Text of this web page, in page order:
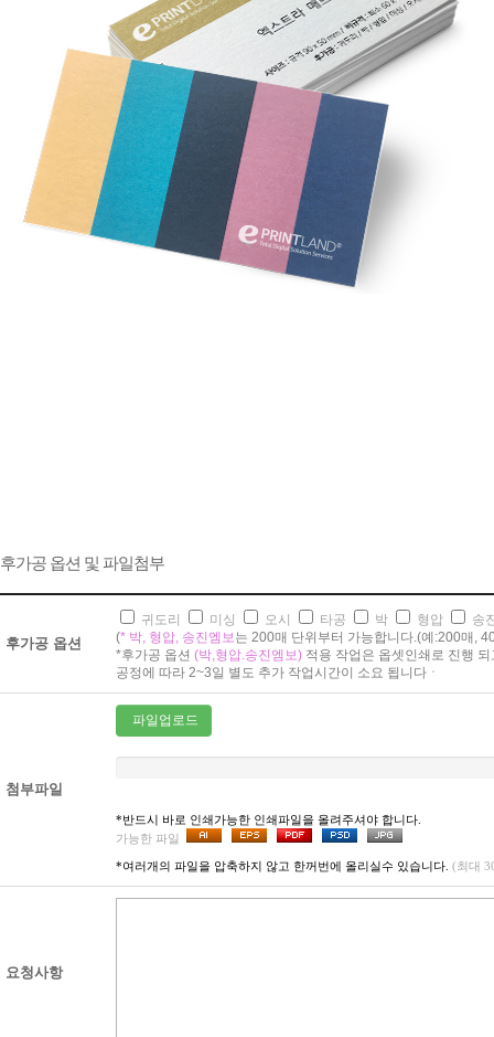
후가공 옵션 및 파일첨부
후가공 옵션
귀도리 미싱 오시 타공 박 형압
송
(* 박, 형압, 송진엠보는 200매 단위부터 가능합니다.(예:200매,
*후가공 옵션 (박,형압.송진엠보) 적용 작업은 옵셋인쇄로 진행
공정에 따라 2~3일 별도 추가 작업시간이 소요 됩니다ㆍ
첨부파일
파일업로드
*반드시 바로 인쇄가능한 인쇄파일을 올려주셔야 합니다.
가능한 파일
*여러개의 파일을 압축하지 않고 한꺼번에 올리실수 있습니다. (최대
요청사항